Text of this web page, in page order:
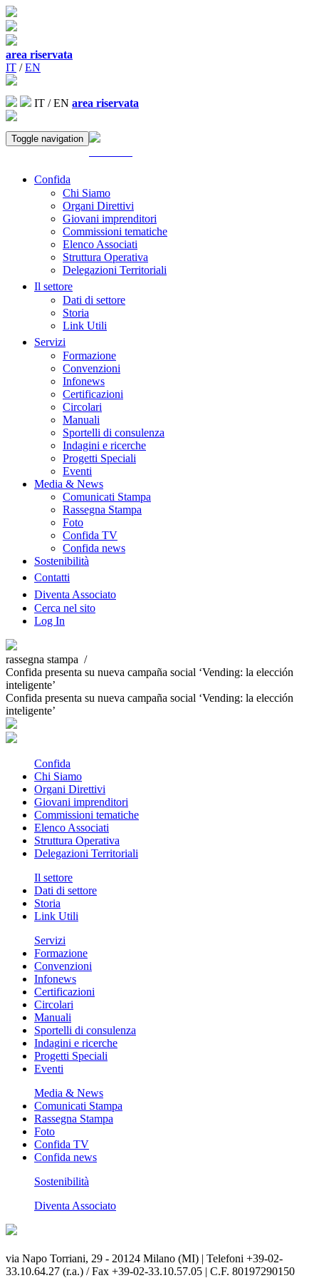
area riservata
IT /EN
IT /EN area riservata
Toggle navigation
Confida
Chi Siamo
Organi Direttivi
Giovani imprenditori
Commissioni tematiche
Elenco Associati
Struttura Operativa
Delegazioni Territoriali
Il settore
Dati di settore
Storia
Link Utili
Servizi
Formazione
Convenzioni
Infonews
Certificazioni
Circolari
Manuali
Sportelli di consulenza
Indagini e ricerche
Progetti Speciali
Eventi
Media & News
Comunicati Stampa
Rassegna Stampa
Foto
Confida TV
Confida news
Sostenibilità
Contatti
Diventa Associato
Cerca nel sito
Log In
rassegna stampa /
Confida presenta su nueva campaña social ‘Vending: la elección
inteligente’
Confida presenta su nueva campaña social ‘Vending: la elección
inteligente’
Confida
Chi Siamo
Organi Direttivi
Giovani imprenditori
Commissioni tematiche
Elenco Associati
Struttura Operativa
Delegazioni Territoriali
Il settore
Dati di settore
Storia
Link Utili
Servizi
Formazione
Convenzioni
Infonews
Certificazioni
Circolari
Manuali
Sportelli di consulenza
Indagini e ricerche
Progetti Speciali
Eventi
Media & News
Comunicati Stampa
Rassegna Stampa
Foto
Confida TV
Confida news
Sostenibilità
Diventa Associato
via Napo Torriani, 29 - 20124 Milano (MI) | Telefoni +39-02-
33.10.64.27 (r.a.) / Fax +39-02-33.10.57.05 | C.F. 80197290150